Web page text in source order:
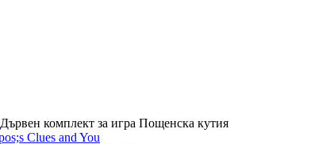
Дървен комплект за игра Пощенска кутия